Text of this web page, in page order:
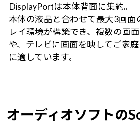
DisplayPortは本体背面に集約。
本体の液晶と合わせて最大3画面
レイ環境が構築でき、複数の画
や、テレビに画面を映してご家
に適しています。
オーディオソフトの